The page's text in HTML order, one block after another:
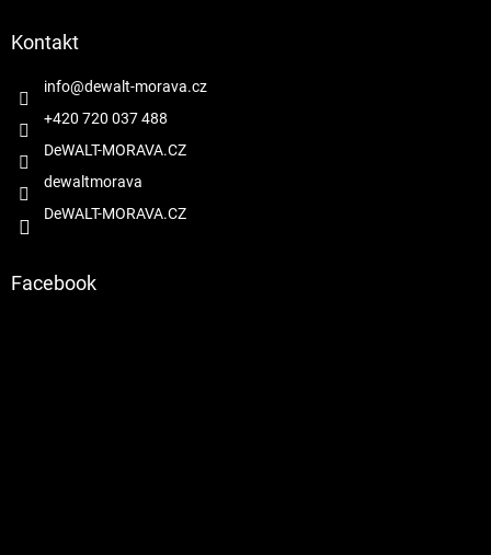
Kontakt
info@dewalt-morava.cz
+420 720 037 488
DeWALT-MORAVA.CZ
dewaltmorava
DeWALT-MORAVA.CZ
Facebook